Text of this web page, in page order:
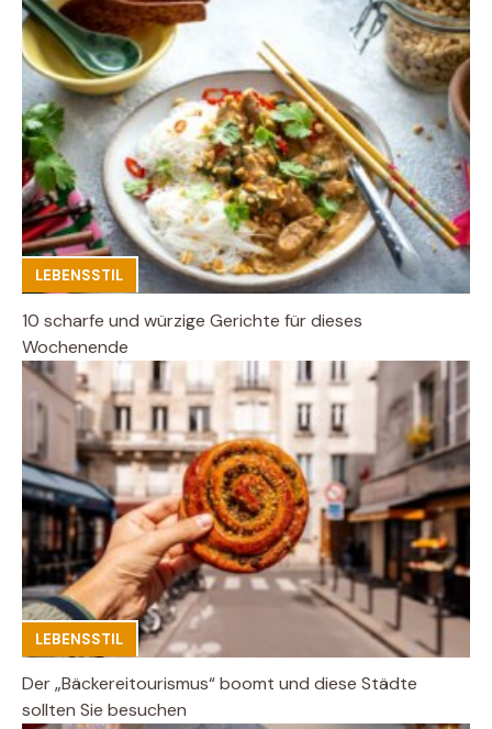
LEBENSSTIL
10 scharfe und würzige Gerichte für dieses
Wochenende
LEBENSSTIL
Der „Bäckereitourismus“ boomt und diese Städte
sollten Sie besuchen